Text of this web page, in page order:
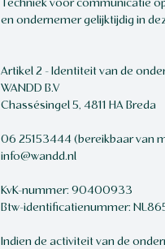
Techniek voor communicatie
en ondernemer gelijktijdig in
Artikel 2 - Identiteit van de
WANDD B.V
Chassésingel 5, 4811 HA Breda
06 25153444 (bereikbaar van
info@wandd.nl
KvK-nummer: 90400933
Btw-identificatienummer:
Indien de activiteit van de